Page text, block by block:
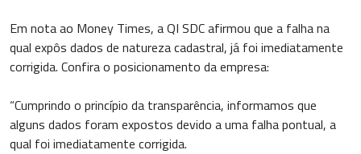
Em nota ao Money Times, a QI SDC afirmou que a falha na
qual expôs dados de natureza cadastral, já foi imediatamente
corrigida. Confira o posicionamento da empresa:
“Cumprindo o princípio da transparência, informamos que
alguns dados foram expostos devido a uma falha pontual, a
qual foi imediatamente corrigida.